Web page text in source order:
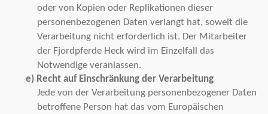
oder von Kopien oder Replikationen dieser
personenbezogenen Daten verlangt hat, soweit die
Verarbeitung nicht erforderlich ist. Der Mitarbeiter
der Fjordpferde Heck wird im Einzelfall das
Notwendige veranlassen.
·e) Recht auf Einschränkung der Verarbeitung
Jede von der Verarbeitung personenbezogener Daten
betroffene Person hat das vom Europäischen